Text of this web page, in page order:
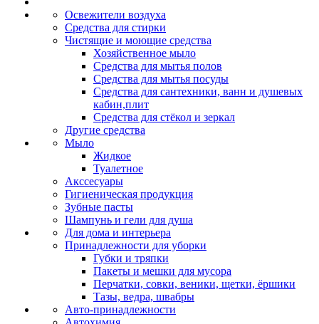
Освежители воздуха
Средства для стирки
Чистящие и моющие средства
Хозяйственное мыло
Средства для мытья полов
Средства для мытья посуды
Средства для сантехники, ванн и душевых
кабин,плит
Средства для стёкол и зеркал
Другие средства
Мыло
Жидкое
Туалетное
Акссесуары
Гигиеническая продукция
Зубные пасты
Шампунь и гели для душа
Для дома и интерьера
Принадлежности для уборки
Губки и тряпки
Пакеты и мешки для мусора
Перчатки, совки, веники, щетки, ёршики
Тазы, ведра, швабры
Авто-принадлежности